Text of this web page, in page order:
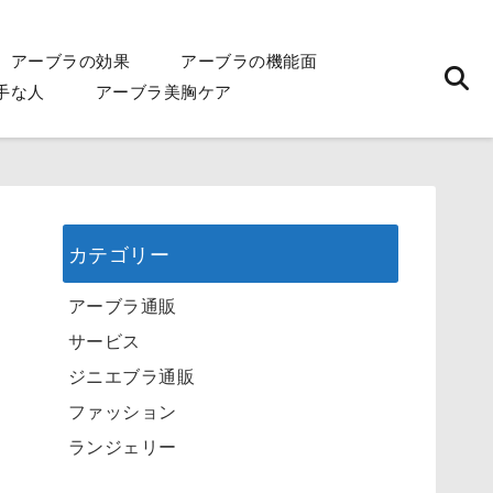
アーブラの効果
アーブラの機能面
な人
アーブラ美胸ケア
カテゴリー
アーブラ通販
サービス
ジニエブラ通販
ファッション
ランジェリー